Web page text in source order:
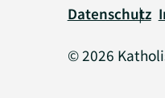
Legal
Datenschutz
© 2026